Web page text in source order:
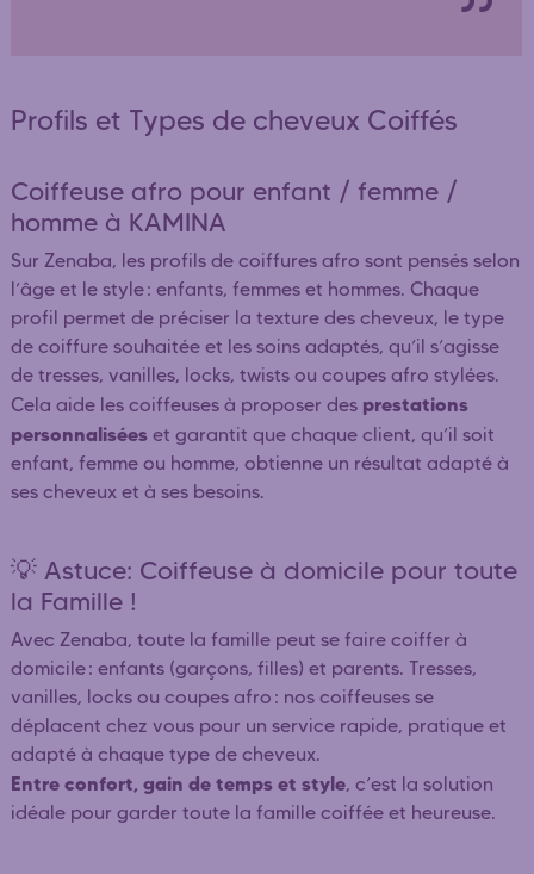
Profils et Types de cheveux Coiffés
Coiffeuse afro pour enfant / femme /
homme à KAMINA
Sur Zenaba, les profils de coiffures afro sont pensés selon
l’âge et le style : enfants, femmes et hommes. Chaque
profil permet de préciser la texture des cheveux, le type
de coiffure souhaitée et les soins adaptés, qu’il s’agisse
de tresses, vanilles, locks, twists ou coupes afro stylées.
Cela aide les coiffeuses à proposer des prestations
personnalisées et garantit que chaque client, qu’il soit
enfant, femme ou homme, obtienne un résultat adapté à
ses cheveux et à ses besoins.
💡 Astuce: Coiffeuse à domicile pour toute
la Famille !
Avec Zenaba, toute la famille peut se faire coiffer à
domicile : enfants (garçons, filles) et parents. Tresses,
vanilles, locks ou coupes afro : nos coiffeuses se
déplacent chez vous pour un service rapide, pratique et
adapté à chaque type de cheveux.
Entre confort, gain de temps et style, c’est la solution
idéale pour garder toute la famille coiffée et heureuse.